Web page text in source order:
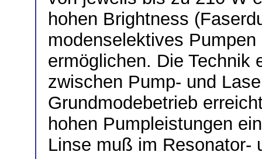
hohen Brightness
modenselektives
ermöglichen. Die Technik
zwischen Pump- und
Grundmodebetrieb
hohen Pumpleistungen
Linse muß im Resonator-